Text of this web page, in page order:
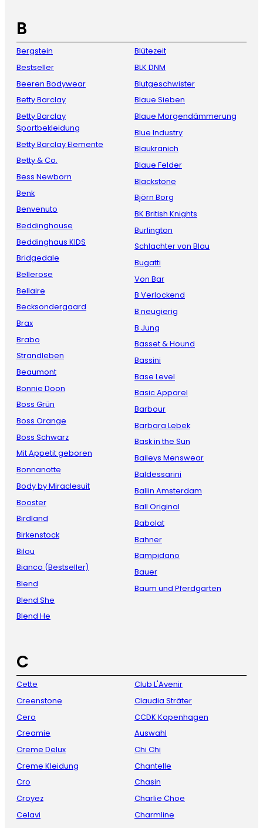
B
Bergstein
Bestseller
Beeren Bodywear
Betty Barclay
Betty Barclay
Sportbekleidung
Betty Barclay Elemente
Betty & Co.
Bess Newborn
Benk
Benvenuto
Beddinghouse
Beddinghaus KIDS
Bridgedale
Bellerose
Bellaire
Becksondergaard
Brax
Brabo
Strandleben
Beaumont
Bonnie Doon
Boss Grün
Boss Orange
Boss Schwarz
Mit Appetit geboren
Bonnanotte
Body by Miraclesuit
Booster
Birdland
Birkenstock
Bilou
Bianco (Bestseller)
Blend
Blend She
Blend He
Blütezeit
BLK DNM
Blutgeschwister
Blaue Sieben
Blaue Morgendämmerung
Blue Industry
Blaukranich
Blaue Felder
Blackstone
Björn Borg
BK British Knights
Burlington
Schlachter von Blau
Bugatti
Von Bar
B Verlockend
B neugierig
B Jung
Basset & Hound
Bassini
Base Level
Basic Apparel
Barbour
Barbara Lebek
Bask in the Sun
Baileys Menswear
Baldessarini
Ballin Amsterdam
Ball Original
Babolat
Bahner
Bampidano
Bauer
Baum und Pferdgarten
C
Cette
Creenstone
Cero
Creamie
Creme Delux
Creme Kleidung
Cro
Croyez
Celavi
Club L'Avenir
Claudia Sträter
CCDK Kopenhagen
Auswahl
Chi Chi
Chantelle
Chasin
Charlie Choe
Charmline